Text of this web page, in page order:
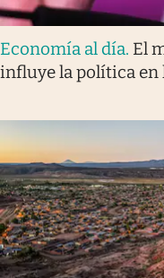
Economía al día. El
influye la política en